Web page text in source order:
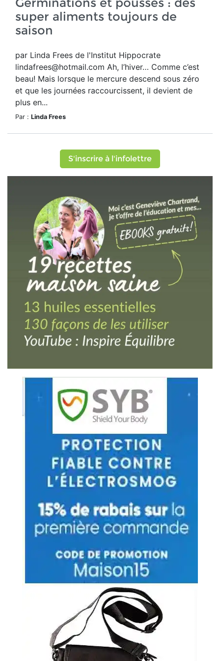
super aliments toujours de
saison
par Linda Frees de l'Institut Hippocrate
lindafrees@hotmail.com Ah, l’hiver… Comme c’est
beau! Mais lorsque le mercure descend sous zéro
et que les journées raccourcissent, il devient de
plus en...
Par : Linda Frees
S'inscrire à l'infolettre